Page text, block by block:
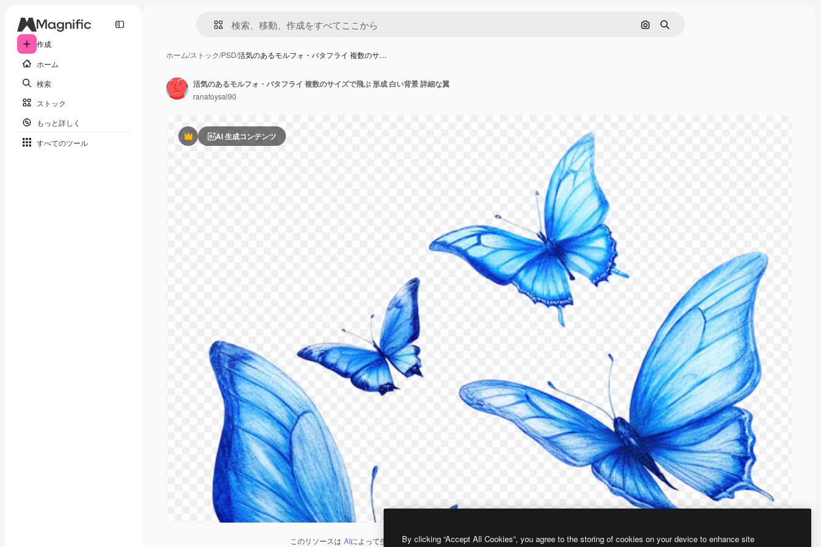
作成
ホーム
検索
ストック
もっと詳しく
すべてのツール
画像で検索
検索
ホーム/ストック/PSD/活気のあるモルフォ・バタフライ 複数のサ…
PremiumAI 生成コンテンツ
このリソースは AIによって生成されたものです。 AI画像生成ツールを使うと、あなた独自の画像を作成できます。
活気のあるモルフォ・バタフライ 複数のサイズで飛ぶ 形成 白い背景 詳細な翼
ranafoysal90
By clicking “Accept All Cookies”, you agree to the storing of cookies on your device to enhance site